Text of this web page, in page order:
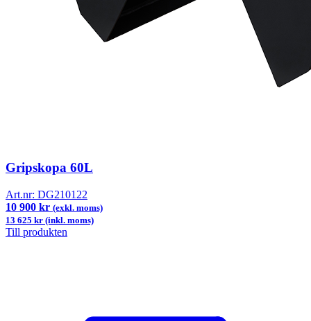
Gripskopa 60L
Art.nr: DG210122
10 900 kr (exkl. moms)
13 625 kr (inkl. moms)
Till produkten